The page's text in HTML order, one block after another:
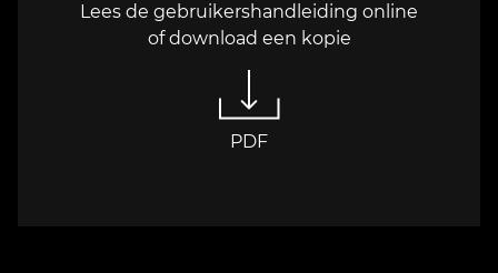
Lees de gebruikershandleiding online
of download een kopie
PDF